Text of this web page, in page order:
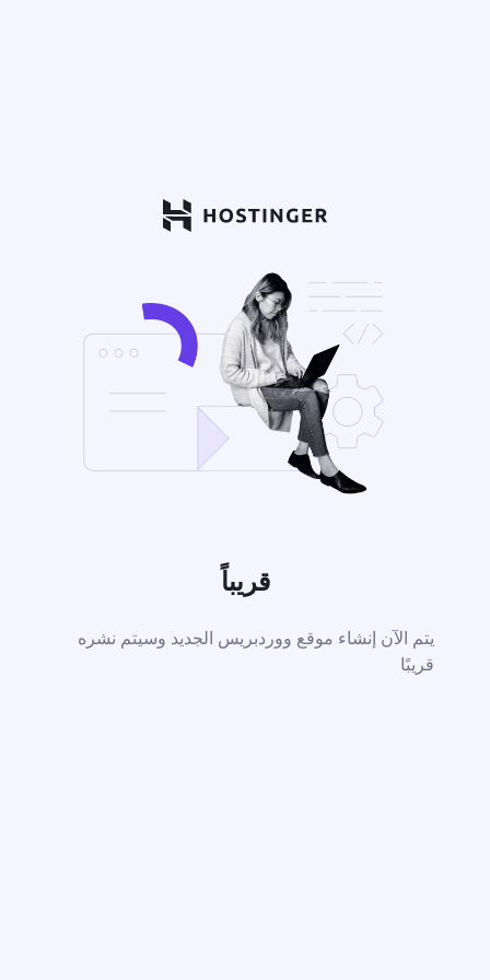
قريباً
يتم الآن إنشاء موقع ووردبريس الجديد وسيتم نشره
قريبًا